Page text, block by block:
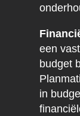
een
budget
in